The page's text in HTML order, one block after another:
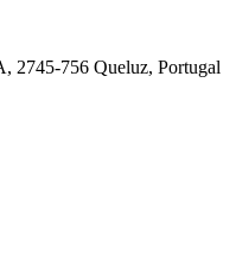
2745-756 Queluz, Portugal